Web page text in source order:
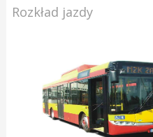
Rozkład jazdy